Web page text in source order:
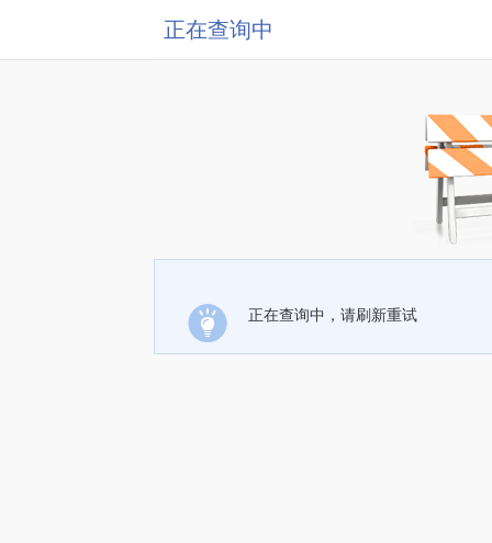
正在查询中
正在查询中，请刷新重试